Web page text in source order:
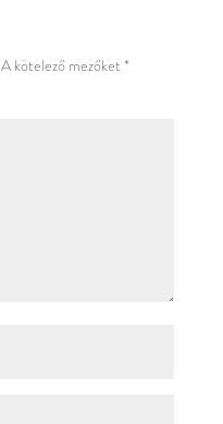
A kötelező mezőket *